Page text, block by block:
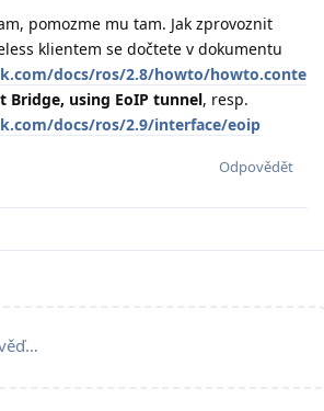
pomozme mu tam. Jak zprovoznit
klientem se dočtete v dokumentu
docs/ros/2.8/howto/howto.conte
Bridge, using EoIP tunnel, resp.
docs/ros/2.9/interface/eoip
Odpovědět